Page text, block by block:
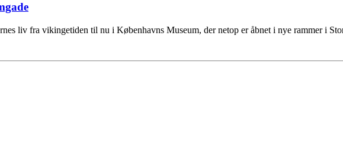
liv fra vikingetiden til nu i Københavns Museum, der netop er åbnet i nye rammer i